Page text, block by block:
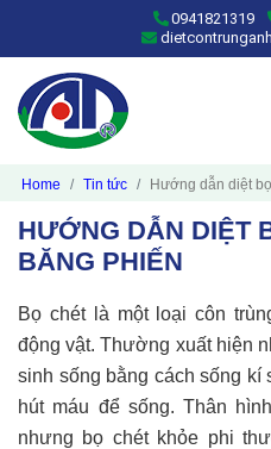
0941821319
Home Tin tức Hướng dẫn diệt
HƯỚNG DẪN DIỆT
BĂNG PHIẾN
Bọ chét là một loại côn
động vật. Thường xuất hiện
sinh sống bằng cách sống kí
hút máu để sống. Thân
nhưng bọ chét khỏe phi